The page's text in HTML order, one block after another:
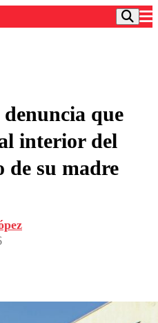
Chile
en medios
que
interior del
de su madre